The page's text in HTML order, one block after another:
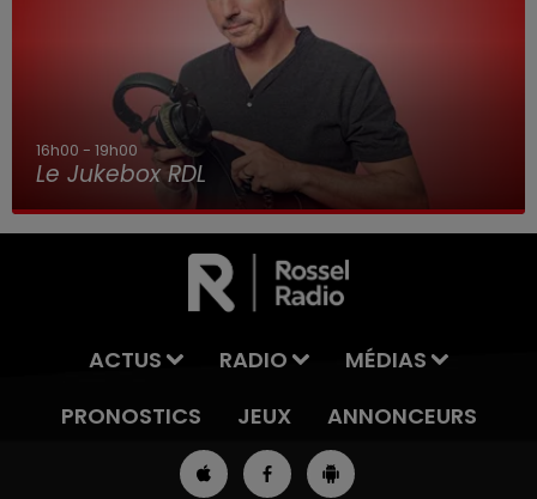
16h00 - 19h00
Le Jukebox RDL
ACTUS RADIO
MÉDIAS
PRONOSTICS
JEUX ANNONCEURS